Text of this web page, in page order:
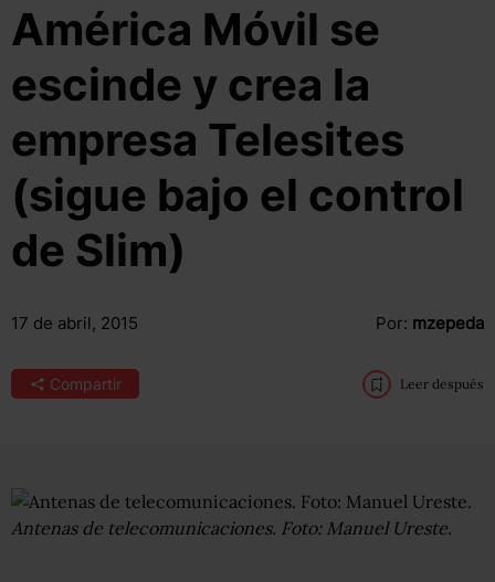
América Móvil se
escinde y crea la
empresa Telesites
(sigue bajo el control
de Slim)
17 de abril, 2015 Por: mzepeda
Compartir Leer después
Antenas de telecomunicaciones. Foto: Manuel Ureste.